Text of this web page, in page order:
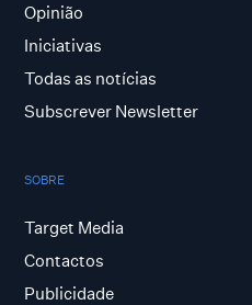
Opinião
Iniciativas
Todas as notícias
Subscrever Newsletter
SOBRE
Target Media
Contactos
Publicidade